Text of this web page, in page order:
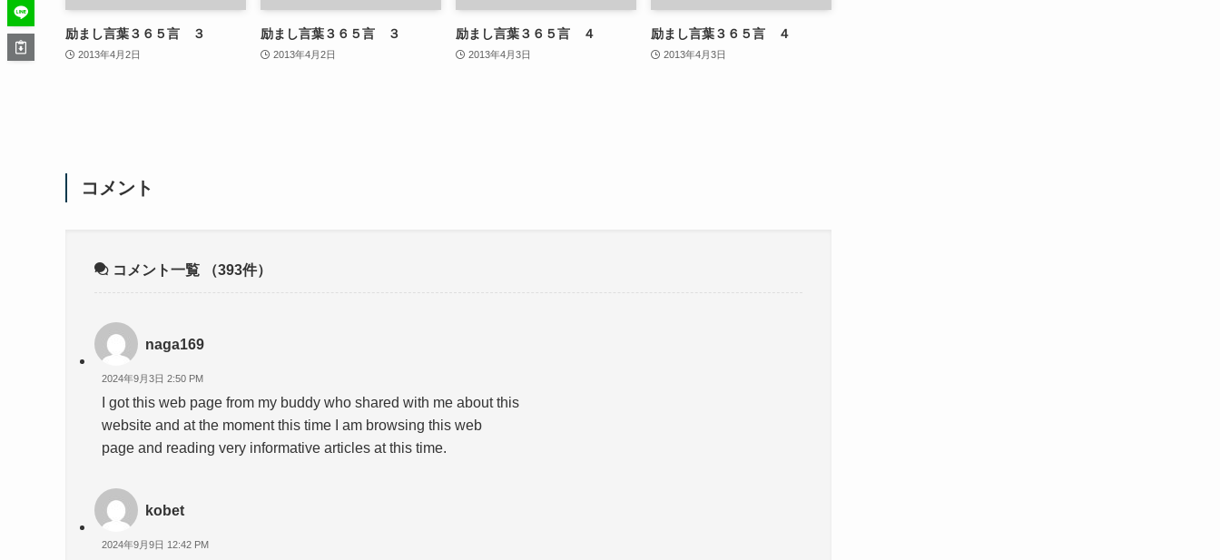
励まし言葉３６５言 ３
2013年4月2日
励まし言葉３６５言 ３
2013年4月2日
励まし言葉３６５言 ４
2013年4月3日
励まし言葉３６５言 ４
2013年4月3日
コメント
コメント一覧 （393件）
naga169
2024年9月3日 2:50 PM
I got this web page from my buddy who shared with me about this
website and at the moment this time I am browsing this web
page and reading very informative articles at this time.
kobet
2024年9月9日 12:42 PM